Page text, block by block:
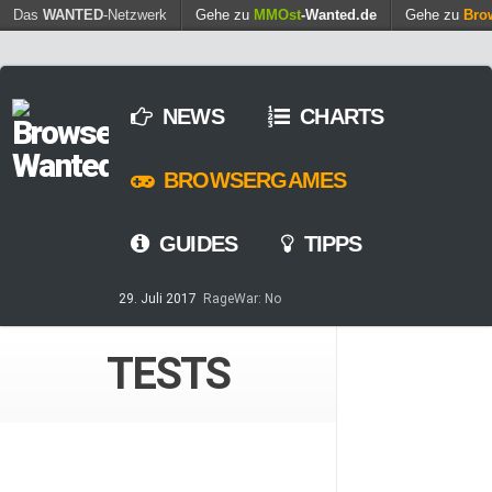
Das WANTED-Netzwerk Gehe zu MMOst-Wanted.de Gehe zu
NEWS CHARTS
BROWSERGAMES
GUIDES TIPPS
29. Juli 2017
RageWar: No
Games – so geht’s
7. März 2017
Casino-Spiele
TESTS
Find out more. Okay, thanks